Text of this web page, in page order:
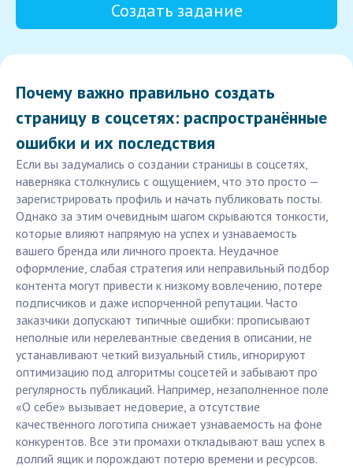
Создать задание
Почему важно правильно создать
страницу в соцсетях: распространённые
ошибки и их последствия
Если вы задумались о создании страницы в соцсетях,
наверняка столкнулись с ощущением, что это просто —
зарегистрировать профиль и начать публиковать посты.
Однако за этим очевидным шагом скрываются тонкости,
которые влияют напрямую на успех и узнаваемость
вашего бренда или личного проекта. Неудачное
оформление, слабая стратегия или неправильный подбор
контента могут привести к низкому вовлечению, потере
подписчиков и даже испорченной репутации. Часто
заказчики допускают типичные ошибки: прописывают
неполные или нерелевантные сведения в описании, не
устанавливают четкий визуальный стиль, игнорируют
оптимизацию под алгоритмы соцсетей и забывают про
регулярность публикаций. Например, незаполненное поле
«О себе» вызывает недоверие, а отсутствие
качественного логотипа снижает узнаваемость на фоне
конкурентов. Все эти промахи откладывают ваш успех в
долгий ящик и порождают потерю времени и ресурсов.